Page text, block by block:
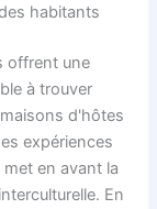
habitants
offrent une
à trouver
d'hôtes
expériences
met en avant la
En